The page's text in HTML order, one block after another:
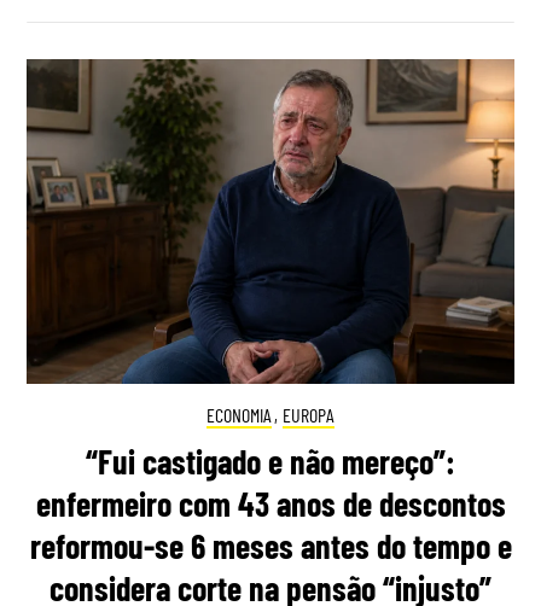
ECONOMIA , EUROPA
“Fui castigado e não mereço”:
enfermeiro com 43 anos de descontos
reformou-se 6 meses antes do tempo e
considera corte na pensão “injusto”